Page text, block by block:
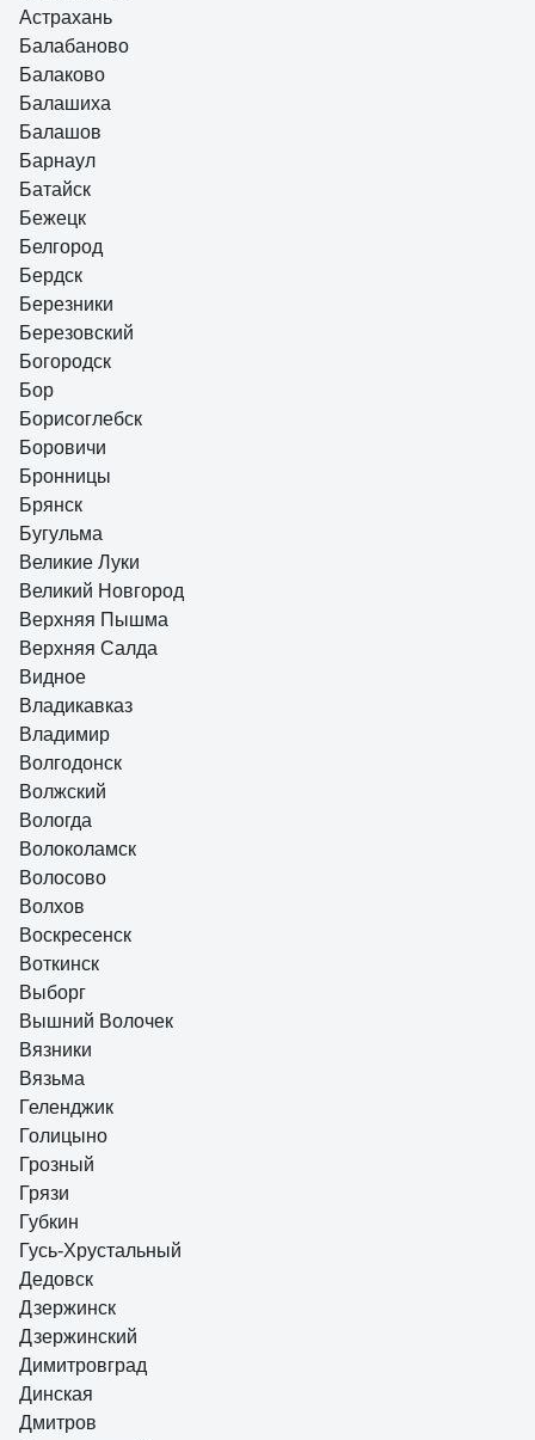
Астрахань
Балабаново
Балаково
Балашиха
Балашов
Барнаул
Батайск
Бежецк
Белгород
Бердск
Березники
Березовский
Богородск
Бор
Борисоглебск
Боровичи
Бронницы
Брянск
Бугульма
Великие Луки
Великий Новгород
Верхняя Пышма
Верхняя Салда
Видное
Владикавказ
Владимир
Волгодонск
Волжский
Вологда
Волоколамск
Волосово
Волхов
Воскресенск
Воткинск
Выборг
Вышний Волочек
Вязники
Вязьма
Геленджик
Голицыно
Грозный
Грязи
Губкин
Гусь-Хрустальный
Дедовск
Дзержинск
Дзержинский
Димитровград
Динская
Дмитров